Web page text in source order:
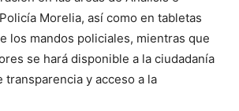
Morelia, así como en tabletas
los mandos policiales, mientras que
se hará disponible a la ciudadanía
transparencia y acceso a la